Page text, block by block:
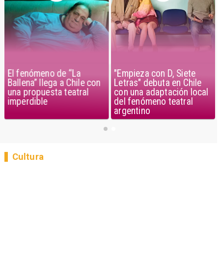
El fenómeno de “La
Ballena” llega a Chile con
una propuesta teatral
imperdible
"Empieza con D, Siete
Letras" debuta en Chile
con una adaptación local
del fenómeno teatral
argentino
Cultura